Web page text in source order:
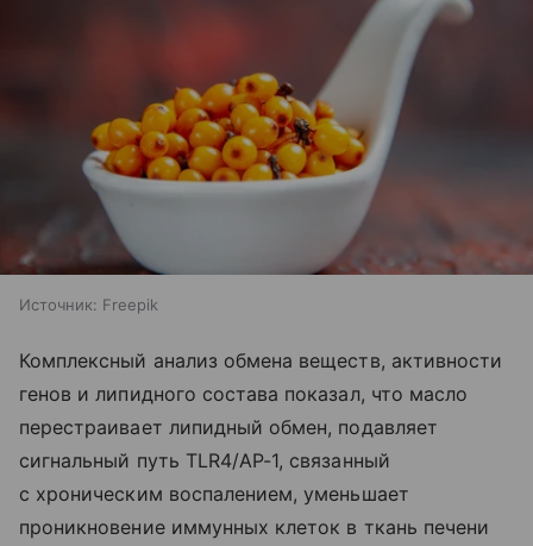
Источник: Freepik
Комплексный анализ обмена веществ, активности
генов и липидного состава показал, что масло
перестраивает липидный обмен, подавляет
сигнальный путь TLR4/AP-1, связанный
с хроническим воспалением, уменьшает
проникновение иммунных клеток в ткань печени